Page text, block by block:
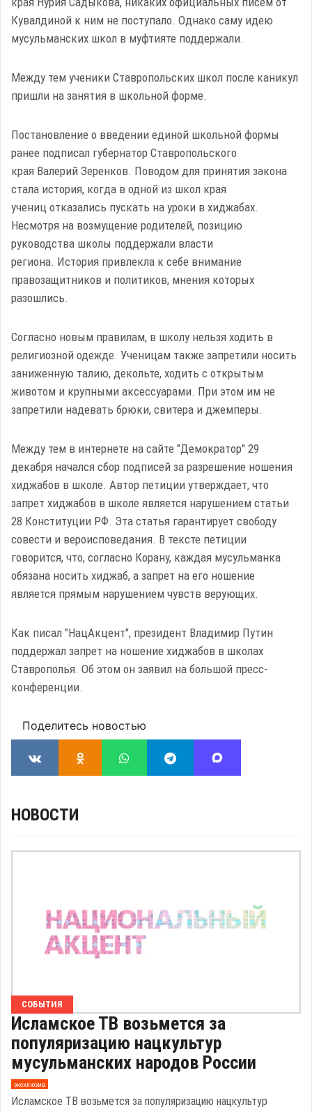
Кувалдиной к ним не поступало. Однако саму идею
мусульманских школ в муфтияте поддержали.
Между тем ученики Ставропольских школ после каникул
пришли на занятия в школьной форме.
Постановление о введении единой школьной формы
ранее подписал губернатор Ставропольского
края Валерий Зеренков. Поводом для принятия закона
стала история, когда в одной из школ края
учениц отказались пускать на уроки в хиджабах.
Несмотря на возмущение родителей, позицию
руководства школы поддержали власти
региона. История привлекла к себе внимание
правозащитников и политиков, мнения которых
разошлись.
Согласно новым правилам, в школу нельзя ходить в
религиозной одежде. Ученицам также запретили носить
заниженную талию, декольте, ходить с открытым
животом и крупными аксессуарами. При этом им не
запретили надевать брюки, свитера и джемперы.
Между тем в интернете на сайте "Демократор" 29
декабря начался сбор подписей за разрешение ношения
хиджабов в школе. Автор петиции утверждает, что
запрет хиджабов в школе является нарушением статьи
28 Конституции РФ. Эта статья гарантирует свободу
совести и вероисповедания. В тексте петиции
говорится, что, согласно Корану, каждая мусульманка
обязана носить хиджаб, а запрет на его ношение
является прямым нарушением чувств верующих.
Как писал "НацАкцент", президент Владимир Путин
поддержал запрет на ношение хиджабов в школах
Ставрополья. Об этом он заявил на большой пресс-
конференции.
Поделитесь новостью
НОВОСТИ
СОБЫТИЯ
Исламское ТВ возьмется за
популяризацию нацкультур
мусульманских народов России
эксклюзив
Исламское ТВ возьмется за популяризацию нацкультур